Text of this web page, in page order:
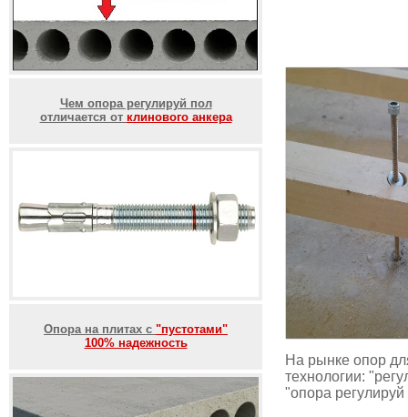
Чем опора регулируй пол
отличается от клинового анкера
Опора на плитах с "пустотами"
100% надежность
На рынке опор
технологии:
"опора